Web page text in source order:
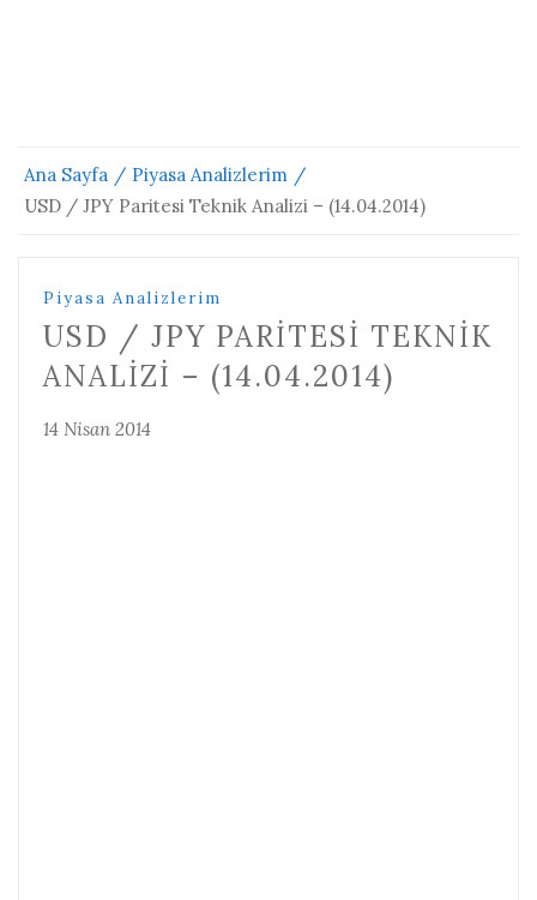
Ana Sayfa
Piyasa Analizlerim
USD / JPY Paritesi Teknik Analizi – (14.04.2014)
Piyasa Analizlerim
USD / JPY PARITESI TEKNIK
ANALIZI – (14.04.2014)
14 Nisan 2014